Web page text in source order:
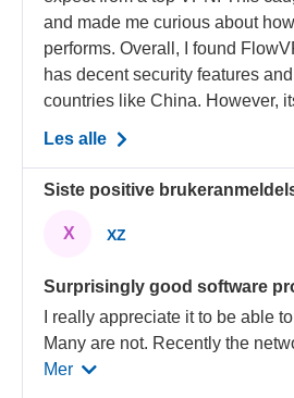
and made me curious about
performs. Overall, I found
has decent security features
countries like China. However,
Les alle
Siste positive
X XZ
Surprisingly good software
I really appreciate it to be able
Many are not. Recently the
Mer